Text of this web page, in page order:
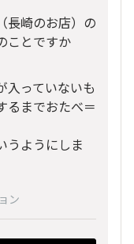
長崎のお店）の
ことですか
入っていないも
るまでおたべ＝
うようにしま
ン